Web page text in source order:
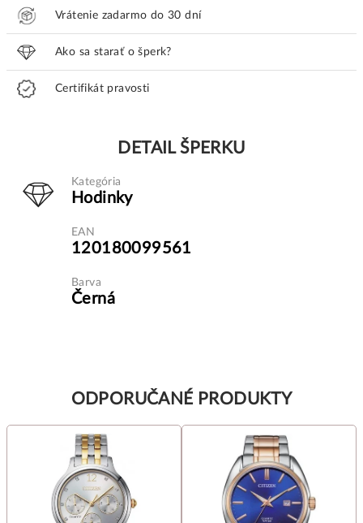
Vrátenie zadarmo do 30 dní
Ako sa starať o šperk?
Certifikát pravosti
DETAIL ŠPERKU
Kategória
Hodinky
EAN
120180099561
Barva
Černá
ODPORUČANÉ PRODUKTY